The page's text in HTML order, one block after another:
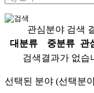
관심분야 검색
대분류
중분류
관
검색결과가 없습
선택된 분야 (선택분